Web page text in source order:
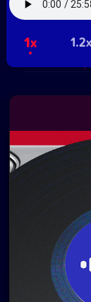
1x 1.2x
Logo,
contenidos
Media Group